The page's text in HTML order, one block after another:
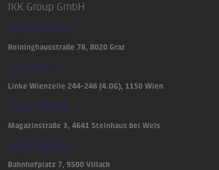
Footer
IKK Group GmbH
office@ikkgroup.at
Reininghausstraße 78, 8020 Graz
+43 50 978 – 0
Linke Wienzeile 244-246 (4.OG), 1150 Wien
+43 50 978 2900
Magazinstraße 3, 4641 Steinhaus bei Wels
+43 50 978 2600
Bahnhofplatz 7, 9500 Villach